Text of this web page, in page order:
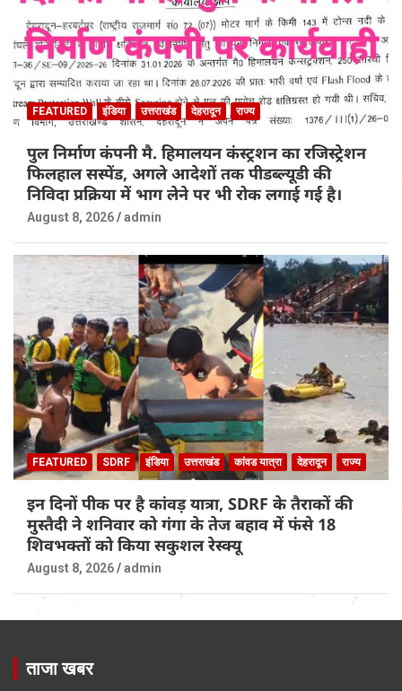
FEATURED इंडिया उत्तराखंड देहरादून राज्य
पुल निर्माण कंपनी मै. हिमालयन कंस्ट्रशन का रजिस्ट्रेशन
फिलहाल सस्पेंड, अगले आदेशों तक पीडब्ल्यूडी की
निविदा प्रक्रिया में भाग लेने पर भी रोक लगाई गई है।
August 8, 2026 admin
FEATURED SDRF इंडिया उत्तराखंड कांवड यात्रा देहरादून राज्य
इन दिनों पीक पर है कांवड़ यात्रा, SDRF के तैराकों की
मुस्तैदी ने शनिवार को गंगा के तेज बहाव में फंसे 18
शिवभक्तों को किया सकुशल रेस्क्यू
August 8, 2026 admin
ताजा खबर